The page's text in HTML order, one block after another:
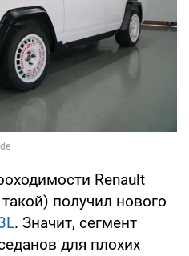
Renault
получил нового
. Значит, сегмент
для плохих